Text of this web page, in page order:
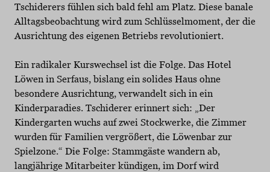
Tschiderers fühlen sich bald fehl am Platz. Diese banale
Alltagsbeobachtung wird zum Schlüsselmoment, der die
Ausrichtung des eigenen Betriebs revolutioniert.
Ein radikaler Kurswechsel ist die Folge. Das Hotel
Löwen in Serfaus, bislang ein solides Haus ohne
besondere Ausrichtung, verwandelt sich in ein
Kinderparadies. Tschiderer erinnert sich: „Der
Kindergarten wuchs auf zwei Stockwerke, die Zimmer
wurden für Familien vergrößert, die Löwenbar zur
Spielzone.“ Die Folge: Stammgäste wandern ab,
langjährige Mitarbeiter kündigen, im Dorf wird